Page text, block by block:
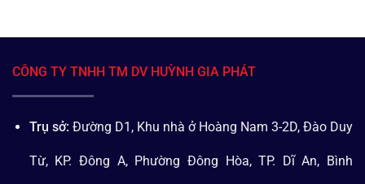
CÔNG TY TNHH TM DV HUỲNH GIA PHÁT
Trụ sở: Đường D1, Khu nhà ở Hoàng Nam 3-2D, Đào Duy
Từ, KP. Đông A, Phường Đông Hòa, TP. Dĩ An, Bình